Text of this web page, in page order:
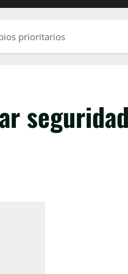
prioritarios